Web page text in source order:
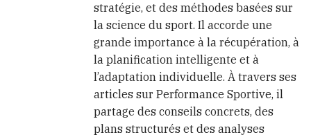
stratégie, et des méthodes basées sur
la science du sport. Il accorde une
grande importance à la récupération, à
la planification intelligente et à
l’adaptation individuelle. À travers ses
articles sur Performance Sportive, il
partage des conseils concrets, des
plans structurés et des analyses